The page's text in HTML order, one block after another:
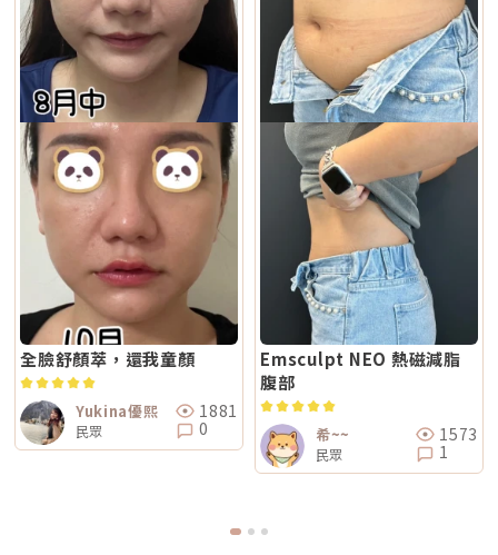
全臉舒顏萃，還我童顏
Yukina優熙
民眾
1881
0
Emsculpt NEO 熱磁減脂
腹部
希~~
民眾
1573
1